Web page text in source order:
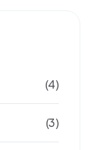
(4)
(3)